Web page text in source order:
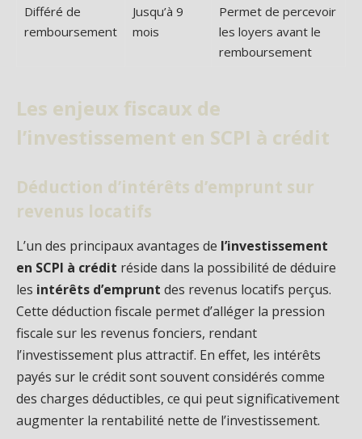
Différé de
remboursement
Jusqu’à 9
mois
Permet de percevoir
les loyers avant le
remboursement
Les enjeux fiscaux de
l’investissement en SCPI à crédit
Déduction d’intérêts d’emprunt sur
revenus locatifs
L’un des principaux avantages de l’investissement
en SCPI à crédit réside dans la possibilité de déduire
les intérêts d’emprunt des revenus locatifs perçus.
Cette déduction fiscale permet d’alléger la pression
fiscale sur les revenus fonciers, rendant
l’investissement plus attractif. En effet, les intérêts
payés sur le crédit sont souvent considérés comme
des charges déductibles, ce qui peut significativement
augmenter la rentabilité nette de l’investissement.